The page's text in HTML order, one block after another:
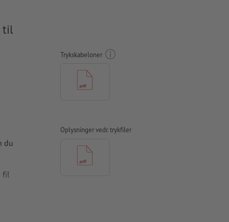
til
du
fil
et
Trykskabeloner
Oplysninger vedr. trykfiler